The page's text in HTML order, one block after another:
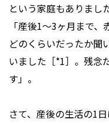
という家庭もありまし
「産後1～3ヶ月まで
どのくらいだったか聞
いました［*1］。残念
す」。
さて、産後の生活の1